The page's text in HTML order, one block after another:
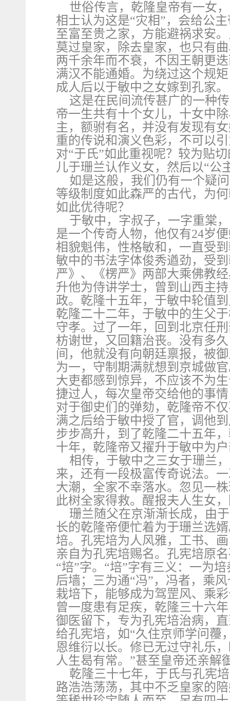
世俗传言，乾隆皇帝有一女
相士认为这是“灾相”，会给公
至富至贵之家，方能避祸求安
莫过皇家，除去皇家，也只有
两千余年而不衰，不因王朝更
满汉不能通婚。为绕过这个规
成人后以于敏中之女嫁到孔家。
这是在民间流传甚广的一种
帝一生共有十个女儿，十女中
主，额驸有名，并没有发现有
重的传说和演义色彩，不可以
对“于氏”如此重视呢？较为贴
儿于珊兰认作义女，然后以“公
如是这般，我们仍有一个疑
等级制度如此森严的古代，为
如此优待呢？
于敏中，字叔子，一字重棠
是一个传奇人物，他仅有24岁
相貌魁伟，性格敏和，一直受
敏中的书法字体俊秀遒劲，受
严》、《楞严》两部大乘佛教
升他为侍讲学士，曾到山西主
政。乾隆十五年，于敏中轮值
乾隆二十二年，于敏中的生父
守孝。过了一年，回到北京任
枋谢世，又回籍治丧。没有多
间，他就没有向朝廷禀报，被
为一，守制期满就想到京城做
大吏都感到惊异，不应该不为
捷过人，每次皇帝交给他的事
对于御史们的弹劾，乾隆帝不
满之后给于敏中授了官，调他
步步高升，到了乾隆二十五年
十年，乾隆帝又擢升于敏中为
相传，于敏中之三女于珊兰
来，还有一段极富传奇说法。
大潮，全家不幸落水。忽见一
此树全家得救。醒报夫人生女
珊兰随父在京渐渐长成，由
长的乾隆帝便忙着为于珊兰选
培。孔宪培为人风雅，工书、
亲自为孔宪培赐名。孔宪培原
“培”字。“培”字有三义：一为
后墙；三为通“冯”，冯者，乘
栽培下，能够成为驾罡风、乘
曾一度患有足疾，乾隆三十六
御医留下，专为孔宪培治病，
给孔宪培，如“久住京师学问蘉
恩维衍以长。修已无过守礼乐
人生曷有常。”甚至皇帝还亲解
乾隆三十七年，于氏与孔宪
路浩浩荡荡，其中不乏皇家的